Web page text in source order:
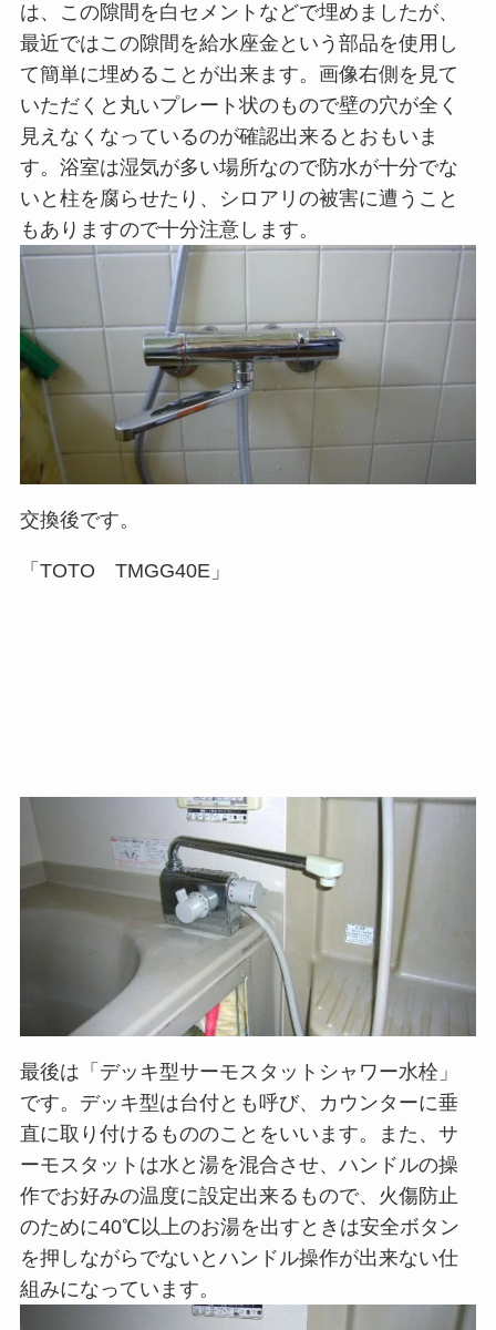
は、この隙間を白セメントなどで埋めましたが、
最近ではこの隙間を給水座金という部品を使用し
て簡単に埋めることが出来ます。画像右側を見て
いただくと丸いプレート状のもので壁の穴が全く
見えなくなっているのが確認出来るとおもいま
す。浴室は湿気が多い場所なので防水が十分でな
いと柱を腐らせたり、シロアリの被害に遭うこと
もありますので十分注意します。
交換後です。
「TOTO TMGG40E」
最後は「デッキ型サーモスタットシャワー水栓」
です。デッキ型は台付とも呼び、カウンターに垂
直に取り付けるもののことをいいます。また、サ
ーモスタットは水と湯を混合させ、ハンドルの操
作でお好みの温度に設定出来るもので、火傷防止
のために40℃以上のお湯を出すときは安全ボタン
を押しながらでないとハンドル操作が出来ない仕
組みになっています。